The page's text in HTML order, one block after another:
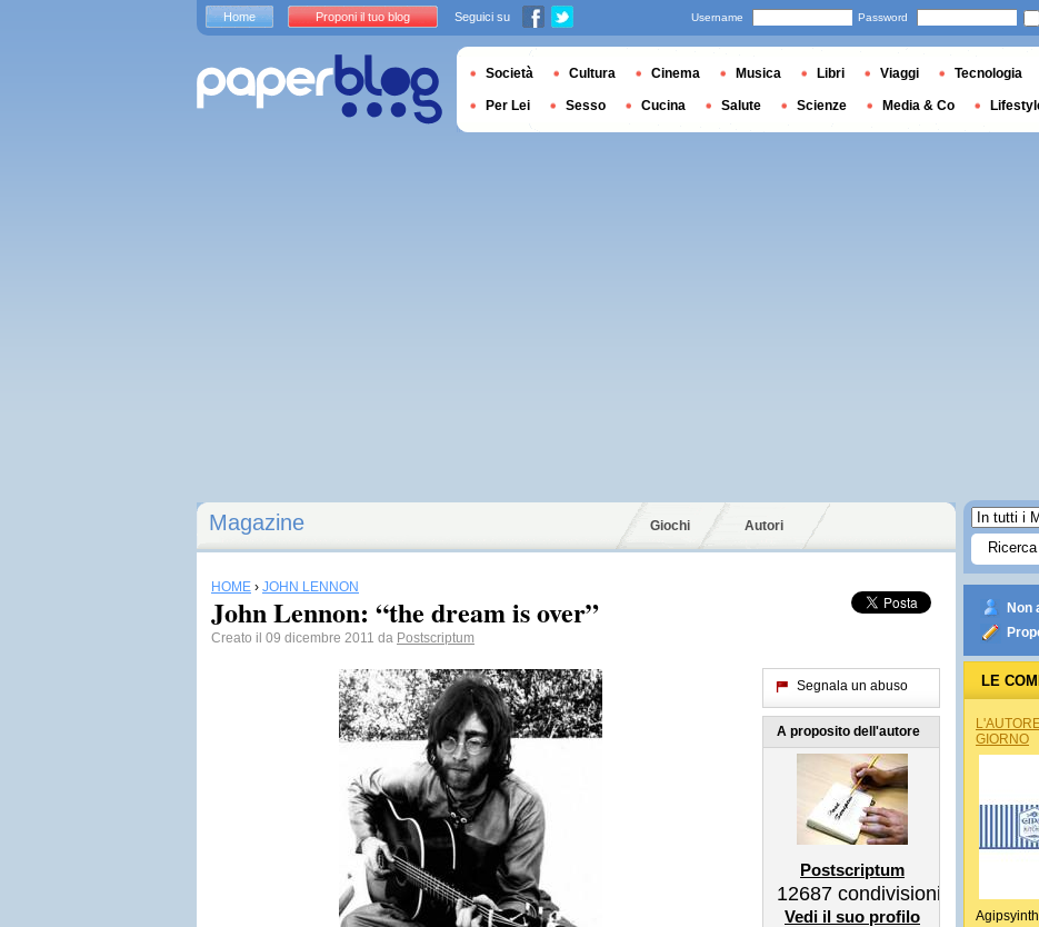
Magazine Giochi Autori
HOME › JOHN LENNON
John Lennon: “the dream is over”
Creato il 09 dicembre 2011 da Postscriptum
Segnala un abuso
A proposito dell'autore
Postscriptum
12687 condivisioni
Vedi il suo profilo
Non
LE
GIORNO
Home Proponi il tuo blog Seguici su Username Password
Società Cultura Cinema Musica Libri Viaggi Tecnologia
Per Lei Sesso Cucina Salute Scienze Media & Co